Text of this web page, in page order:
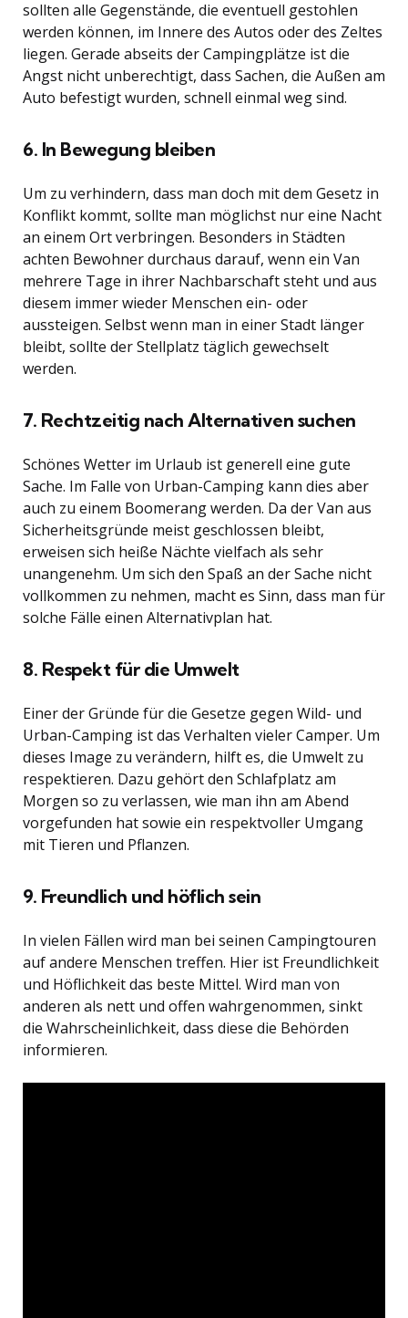
sollten alle Gegenstände, die eventuell gestohlen
werden können, im Innere des Autos oder des Zeltes
liegen. Gerade abseits der Campingplätze ist die
Angst nicht unberechtigt, dass Sachen, die Außen am
Auto befestigt wurden, schnell einmal weg sind.
6. In Bewegung bleiben
Um zu verhindern, dass man doch mit dem Gesetz in
Konflikt kommt, sollte man möglichst nur eine Nacht
an einem Ort verbringen. Besonders in Städten
achten Bewohner durchaus darauf, wenn ein Van
mehrere Tage in ihrer Nachbarschaft steht und aus
diesem immer wieder Menschen ein- oder
aussteigen. Selbst wenn man in einer Stadt länger
bleibt, sollte der Stellplatz täglich gewechselt
werden.
7. Rechtzeitig nach Alternativen suchen
Schönes Wetter im Urlaub ist generell eine gute
Sache. Im Falle von Urban-Camping kann dies aber
auch zu einem Boomerang werden. Da der Van aus
Sicherheitsgründe meist geschlossen bleibt,
erweisen sich heiße Nächte vielfach als sehr
unangenehm. Um sich den Spaß an der Sache nicht
vollkommen zu nehmen, macht es Sinn, dass man für
solche Fälle einen Alternativplan hat.
8. Respekt für die Umwelt
Einer der Gründe für die Gesetze gegen Wild- und
Urban-Camping ist das Verhalten vieler Camper. Um
dieses Image zu verändern, hilft es, die Umwelt zu
respektieren. Dazu gehört den Schlafplatz am
Morgen so zu verlassen, wie man ihn am Abend
vorgefunden hat sowie ein respektvoller Umgang
mit Tieren und Pflanzen.
9. Freundlich und höflich sein
In vielen Fällen wird man bei seinen Campingtouren
auf andere Menschen treffen. Hier ist Freundlichkeit
und Höflichkeit das beste Mittel. Wird man von
anderen als nett und offen wahrgenommen, sinkt
die Wahrscheinlichkeit, dass diese die Behörden
informieren.